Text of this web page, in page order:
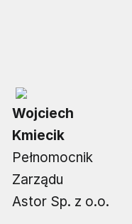
Wojciech
Kmiecik
Pełnomocnik
Zarządu
Astor Sp. z o.o.